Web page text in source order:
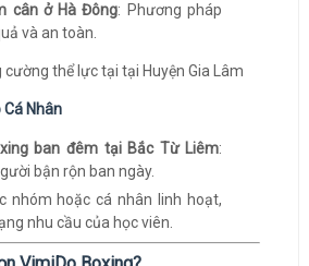
cân ở Hà Đông: Phương pháp
và an toàn.
Cá Nhân
ban đêm tại Bắc Từ Liêm:
bận rộn ban ngày.
nhóm hoặc cá nhân linh hoạt,
nhu cầu của học viên.